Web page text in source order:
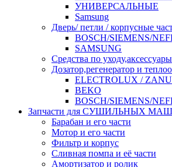
УНИВЕРСАЛЬНЫЕ
Samsung
Дверь/ петли / корпусные
BOSCH/SIEMENS/
SAMSUNG
Средства по уходу,аксессуары
Дозатор,регенератор и
ELECTROLUX /
BEKO
BOSCH/SIEMENS/
Запчасти для СУШИЛЬНЫХ
Барабан и его части
Мотор и его части
Фильтр и корпус
Сливная помпа и её части
Амортизатор и ролик